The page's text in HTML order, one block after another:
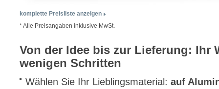
komplette Preisliste anzeigen
* Alle Preisangaben inklusive MwSt.
Von der Idee bis zur Lieferung: Ihr
wenigen Schritten
Wählen Sie Ihr Lieblingsmaterial: auf